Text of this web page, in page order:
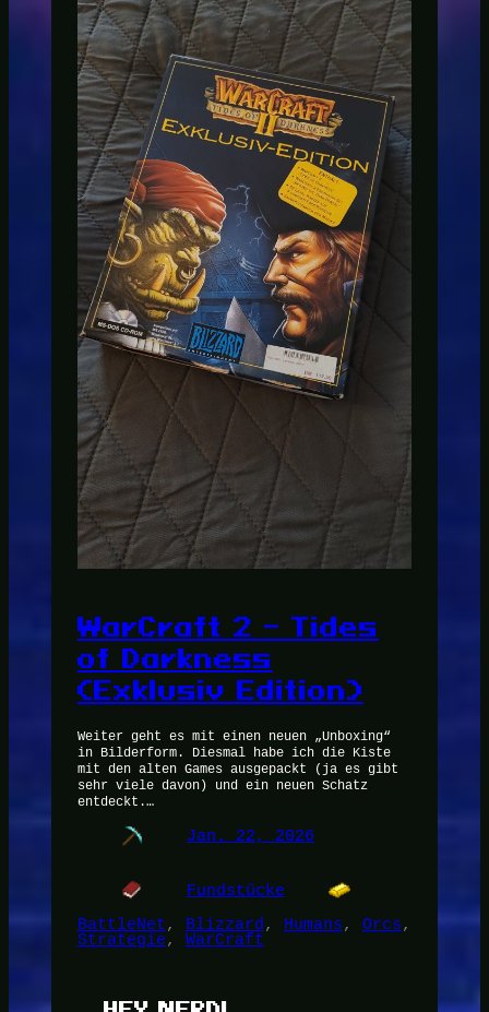
WarCraft 2 – Tides
of Darkness
(Exklusiv Edition)
Weiter geht es mit einen neuen „Unboxing“
in Bilderform. Diesmal habe ich die Kiste
mit den alten Games ausgepackt (ja es gibt
sehr viele davon) und ein neuen Schatz
entdeckt.…
Jan. 22, 2026
Fundstücke
BattleNet, Blizzard , Humans, Orcs
Strategie, WarCraft